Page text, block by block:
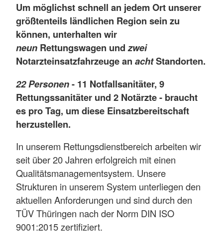
Um möglichst schnell an jedem Ort unserer
größtenteils ländlichen Region sein zu
können, unterhalten wir
neun Rettungswagen undzwei
Notarzteinsatzfahrzeuge an achtStandorten.
22 Personen- 11 Notfallsanitäter, 9
Rettungssanitäter und 2 Notärzte - braucht
es pro Tag, um diese Einsatzbereitschaft
herzustellen.
In unserem Rettungsdienstbereich arbeiten wir
seit über 20 Jahren erfolgreich mit einen
Qualitätsmanagementsystem. Unsere
Strukturen in unserem System unterliegen den
aktuellen Anforderungen und sind durch den
TÜV Thüringen nach der Norm DIN ISO
9001:2015 zertifiziert.